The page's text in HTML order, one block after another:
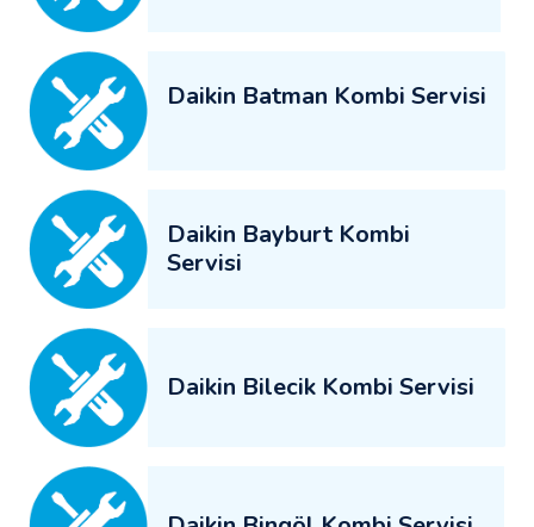
Daikin Batman Kombi Servisi
Daikin Bayburt Kombi
Servisi
Daikin Bilecik Kombi Servisi